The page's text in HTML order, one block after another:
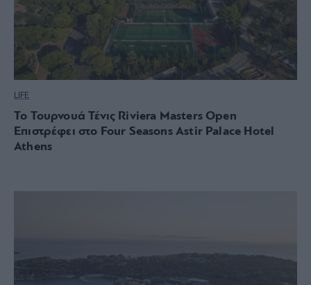
LIFE
Το Τουρνουά Τένις Riviera Masters Open
Επιστρέφει στο Four Seasons Astir Palace Hotel
Athens